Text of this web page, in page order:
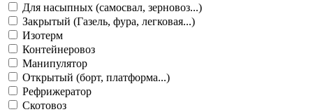
Для насыпных (самосвал, зерновоз...)
Закрытый (Газель, фура, легковая...)
Изотерм
Контейнеровоз
Манипулятор
Открытый (борт, платформа...)
Рефрижератор
Скотовоз